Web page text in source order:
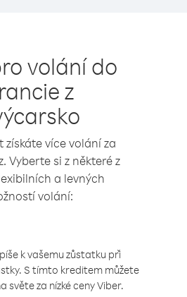
volání do
z
získáte více volání za
Vyberte si z některé z
a levných
volání:
k vašemu zůstatku při
S tímto kreditem můžete
světe za nízké ceny Viber.